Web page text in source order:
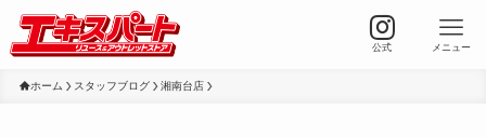
公式 メニュー
ホーム スタッフブログ 湘南台店